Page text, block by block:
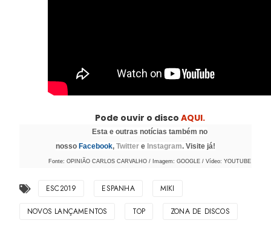
Pode ouvir o disco AQUI.
Esta e outras notícias também no
nosso Facebook, Twitter e Instagram. Visite já!
Fonte: OPINIÃO CARLOS CARVALHO / Imagem: GOOGLE / Vídeo: YOUTUBE
ESC2019 ESPANHA MIKI
NOVOS LANÇAMENTOS TOP ZONA DE DISCOS